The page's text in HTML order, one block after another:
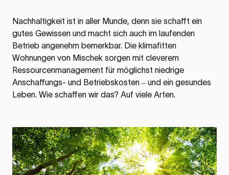
Nachhaltigkeit ist in aller Munde, denn sie schafft ein
gutes Gewissen und macht sich auch im laufenden
Betrieb angenehm bemerkbar. Die klimafitten
Wohnungen von Mischek sorgen mit cleverem
Ressourcenmanagement für möglichst niedrige
Anschaffungs- und Betriebskosten ‒ und ein gesundes
Leben. Wie schaffen wir das? Auf viele Arten.